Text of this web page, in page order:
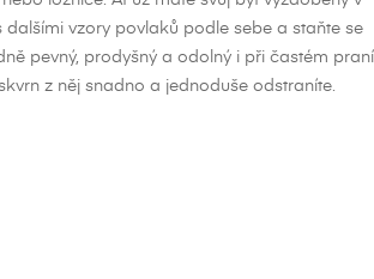
vzory povlaků podle sebe a staňte se
pevný, prodyšný a odolný i při častém
z něj snadno a jednoduše odstraníte.